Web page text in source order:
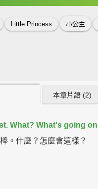
Little Princess 小公主
本章片語 (2)
What? What's going
。什麼？怎麼會這樣？